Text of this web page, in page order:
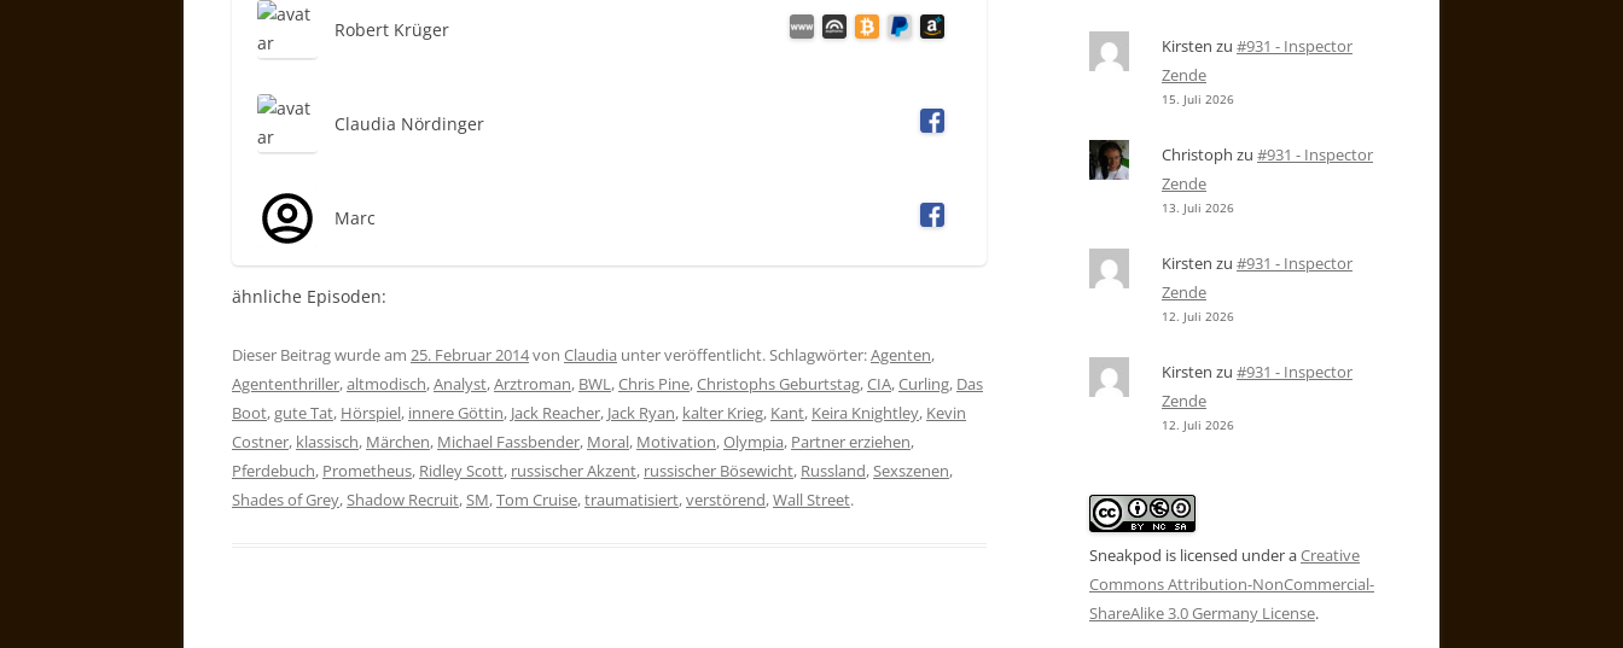
Robert Krüger
Claudia Nördinger
Marc
ähnliche Episoden:
Dieser Beitrag wurde am 25. Februar 2014von Claudia unter veröffentlicht. Schlagwörter:Agenten,
Agententhriller,altmodisch,Analyst,Arztroman, BWL,Chris Pine,Christophs Geburtstag,CIA,Curling, Das
Boot,gute Tat, Hörspiel, innere Göttin, Jack Reacher, Jack Ryan, kalter Krieg, Kant, Keira Knightley, Kevin
Costner, klassisch, Märchen, Michael Fassbender, Moral, Motivation,Olympia, Partner erziehen,
Pferdebuch, Prometheus, Ridley Scott, russischer Akzent, russischer Bösewicht, Russland,Sexszenen,
Shades of Grey,Shadow Recruit,SM,Tom Cruise,traumatisiert,verstörend,Wall Street.
Kirsten zu #931 - Inspector
Zende
15. Juli 2026
Christoph zu #931 - Inspector
Zende
13. Juli 2026
Kirsten zu #931 - Inspector
Zende
12. Juli 2026
Kirsten zu #931 - Inspector
Zende
12. Juli 2026
Sneakpod is licensed under aCreative
Commons Attribution-NonCommercial-
ShareAlike 3.0 Germany License.